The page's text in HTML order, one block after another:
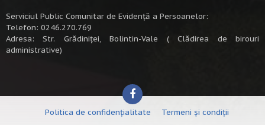
Serviciul Public Comunitar de Evidență a Persoanelor:
Telefon: 0246.270.769
Adresa: Str. Grădiniței, Bolintin-Vale ( Clădirea de birouri
administrative)
Politica de confidențialitate Termeni și condiții